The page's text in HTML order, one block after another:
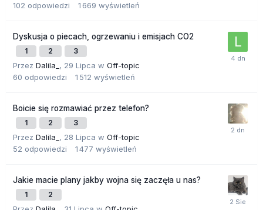
102 odpowiedzi 1 669 wyświetleń
Dyskusja o piecach, ogrzewaniu i emisjach CO2
1 2 3
Przez Dalila_ , 29 Lipca w Off-topic
60 odpowiedzi 1 512 wyświetleń
Boicie się rozmawiać przez telefon?
1 2 3
Przez Dalila_ , 28 Lipca w Off-topic
52 odpowiedzi 1 477 wyświetleń
Jakie macie plany jakby wojna się zaczęła u nas?
1 2